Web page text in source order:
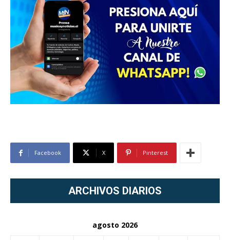
Facebook X Pinterest
ARCHIVOS DIARIOS
agosto 2026